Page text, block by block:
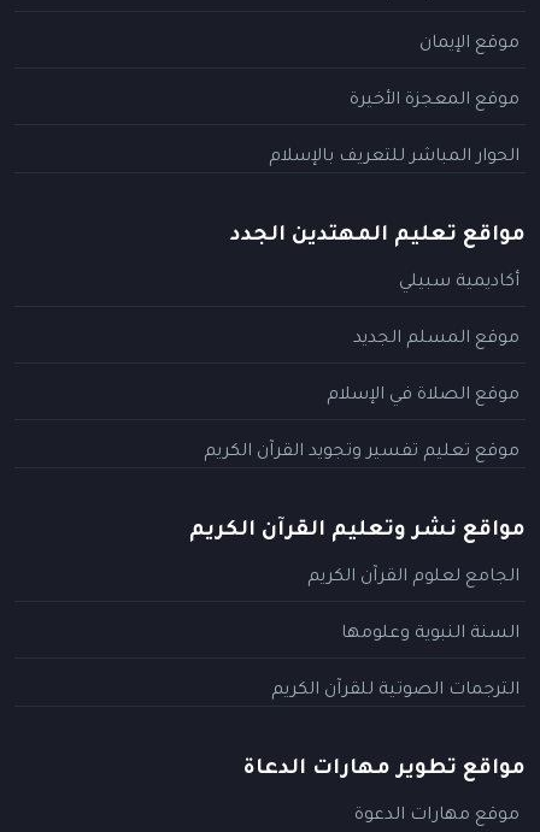
موقع الإيمان
موقع المعجزة الأخيرة
الحوار المباشر للتعريف بالإسلام
مواقع تعليم المهتدين الجدد
أكاديمية سبيلي
موقع المسلم الجديد
موقع الصلاة في الإسلام
موقع تعليم تفسير وتجويد القرآن الكريم
مواقع نشر وتعليم القرآن الكريم
الجامع لعلوم القرآن الكريم
السنة النبوية وعلومها
الترجمات الصوتية للقرآن الكريم
مواقع تطوير مهارات الدعاة
موقع مهارات الدعوة